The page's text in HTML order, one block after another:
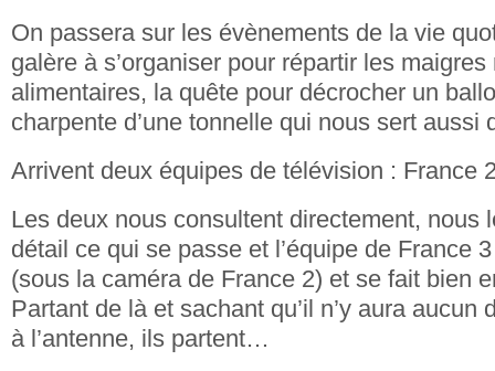
On passera sur les évènements de la vie
galère à s’organiser pour répartir les
alimentaires, la quête pour décrocher un
charpente d’une tonnelle qui nous sert aussi
Arrivent deux équipes de télévision : France
Les deux nous consultent directement, nous
détail ce qui se passe et l’équipe de France
(sous la caméra de France 2) et se fait bien
Partant de là et sachant qu’il n’y aura aucun
à l’antenne, ils partent…